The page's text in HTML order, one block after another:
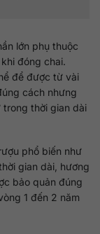
lớn phụ thuộc
đóng chai.
để được từ vài
cách nhưng
trong thời gian dài
phổ biến như
gian dài, hương
bảo quản đúng
1 đến 2 năm